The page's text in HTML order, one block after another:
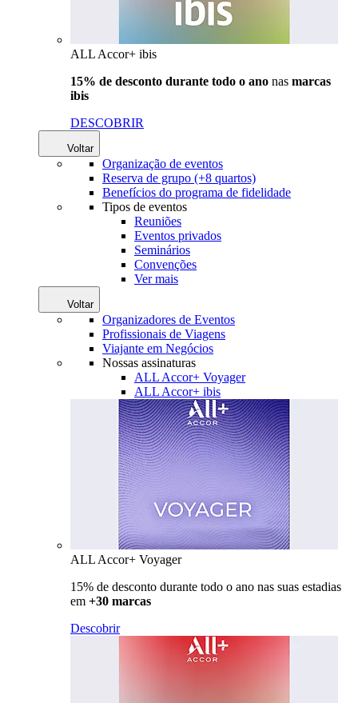
ALL Accor+ ibis
15% de desconto durante todo o ano nas marcas
ibis
DESCOBRIR
Voltar
Organização de eventos
Reserva de grupo (+8 quartos)
Benefícios do programa de fidelidade
Tipos de eventos
Reuniões
Eventos privados
Seminários
Convenções
Ver mais
Voltar
Organizadores de Eventos
Profissionais de Viagens
Viajante em Negócios
Nossas assinaturas
ALL Accor+ Voyager
ALL Accor+ ibis
ALL Accor+ Voyager
15% de desconto durante todo o ano nas suas estadias
em +30 marcas
Descobrir